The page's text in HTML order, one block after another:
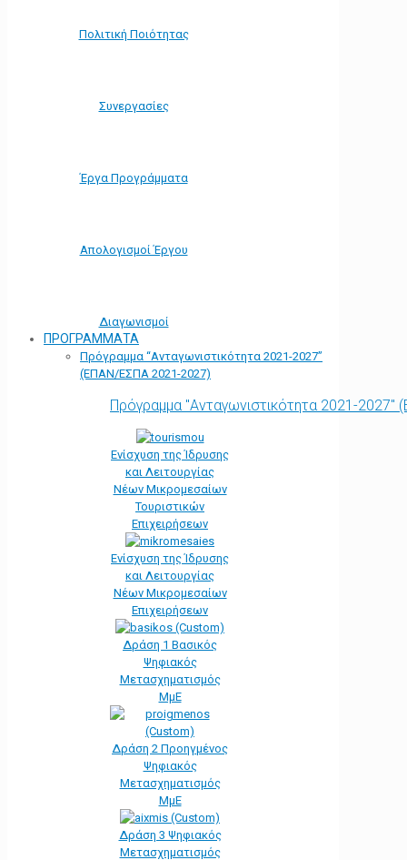
Πολιτική Ποιότητας
Συνεργασίες
Έργα Προγράμματα
Απολογισμοί Έργου
Διαγωνισμοί
ΠΡΟΓΡΑΜΜΑΤΑ
Πρόγραμμα “Ανταγωνιστικότητα 2021-2027”
(ΕΠΑΝ/ΕΣΠΑ 2021-2027)
Πρόγραμμα "Ανταγωνιστικότητα 2021-
Ενίσχυση της Ίδρυσης
και Λειτουργίας
Νέων Μικρομεσαίων
Τουριστικών
Επιχειρήσεων
Ενίσχυση της Ίδρυσης
και Λειτουργίας
Νέων Μικρομεσαίων
Επιχειρήσεων
Δράση 1 Βασικός
Ψηφιακός
Μετασχηματισμός
ΜμΕ
Δράση 2 Προηγμένος
Ψηφιακός
Μετασχηματισμός
ΜμΕ
Δράση 3 Ψηφιακός
Μετασχηματισμός